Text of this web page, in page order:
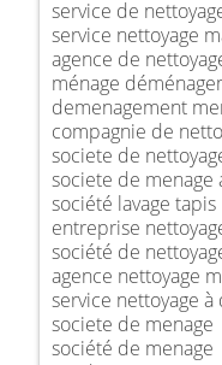
service de
service nettoyage
agence de
ménage
demenagement
compagnie de
societe de
societe de menage
société lavage tapis
entreprise
société de
agence nettoyage
service nettoyage
societe de menage
société de menage